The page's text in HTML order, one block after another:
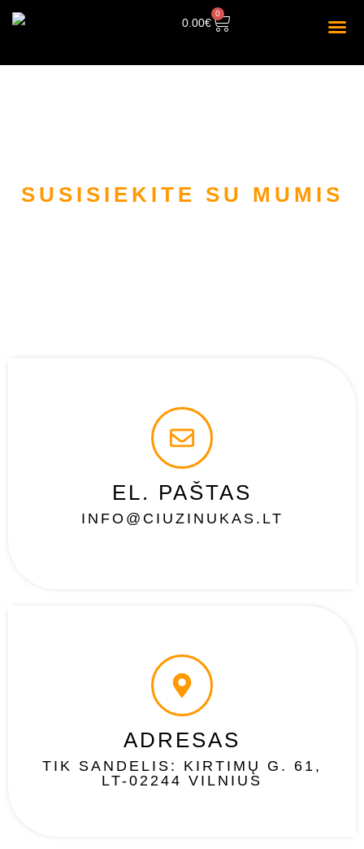
0.00€
0
SUSISIEKITE SU MUMIS
EL. PAŠTAS
INFO@CIUZINUKAS.LT
ADRESAS
TIK SANDELIS: KIRTIMŲ G. 61,
LT-02244 VILNIUS